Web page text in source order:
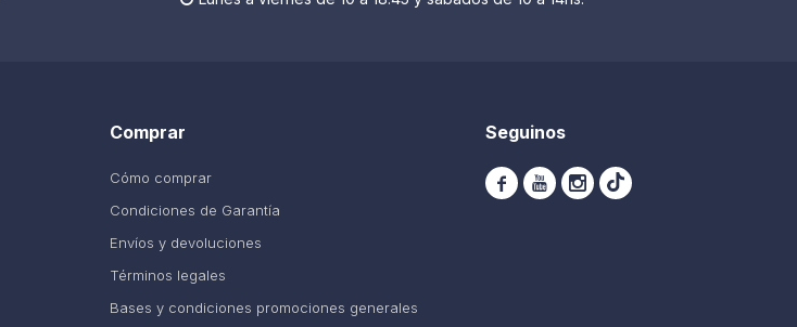
Comprar
Cómo comprar
Condiciones de Garantía
Envíos y devoluciones
Términos legales
Bases y condiciones promociones generales
Seguinos
  